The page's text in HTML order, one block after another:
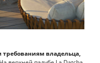
владельца,